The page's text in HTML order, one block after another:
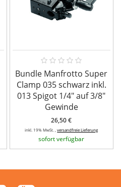
Bundle Manfrotto Super
Clamp 035 schwarz inkl.
013 Spigot 1/4" auf 3/8"
Gewinde
26,50 €
inkl. 19% MwSt. ,versandfreie Lieferung
sofort verfügbar